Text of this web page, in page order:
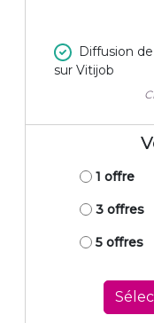
Diffusion
sur Vitijob
1 offre
3 offres
5 offres